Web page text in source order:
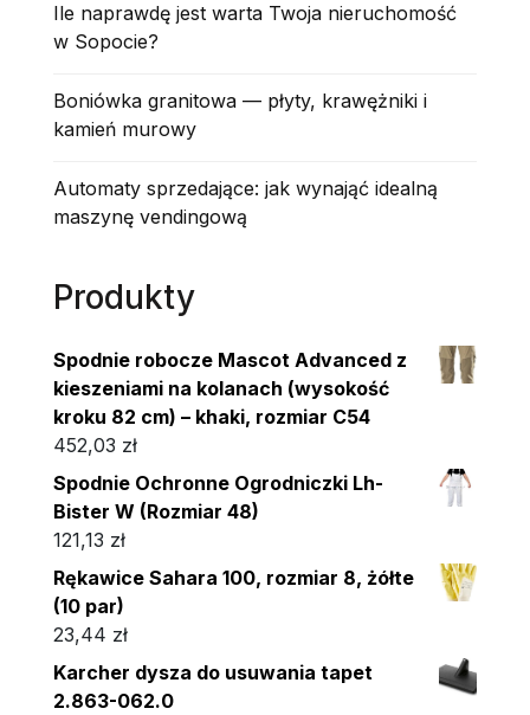
Ile naprawdę jest warta Twoja nieruchomość
w Sopocie?
Boniówka granitowa — płyty, krawężniki i
kamień murowy
Automaty sprzedające: jak wynająć idealną
maszynę vendingową
Produkty
Spodnie robocze Mascot Advanced z
kieszeniami na kolanach (wysokość
kroku 82 cm) – khaki, rozmiar C54
452,03 zł
Spodnie Ochronne Ogrodniczki Lh-
Bister W (Rozmiar 48)
121,13 zł
Rękawice Sahara 100, rozmiar 8, żółte
(10 par)
23,44 zł
Karcher dysza do usuwania tapet
2.863-062.0